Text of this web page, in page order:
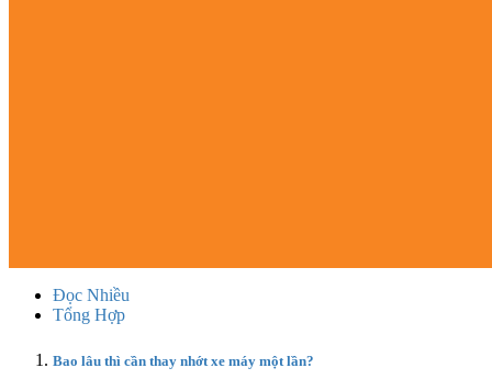
Đọc Nhiều
Tổng Hợp
Bao lâu thì cần thay nhớt xe máy một lần?